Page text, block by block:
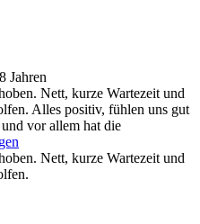
Jahren
Nett, kurze Wartezeit und
Alles positiv, fühlen uns gut
vor allem hat die
Nett, kurze Wartezeit und